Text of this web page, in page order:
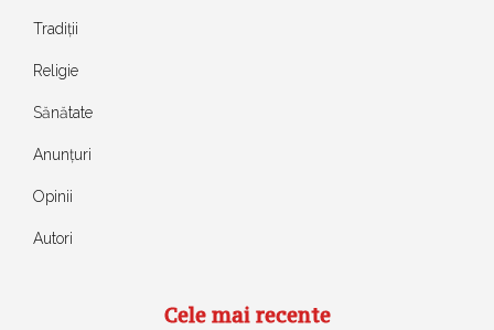
Tradiții
Religie
Sănătate
Anunțuri
Opinii
Autori
Cele mai recente